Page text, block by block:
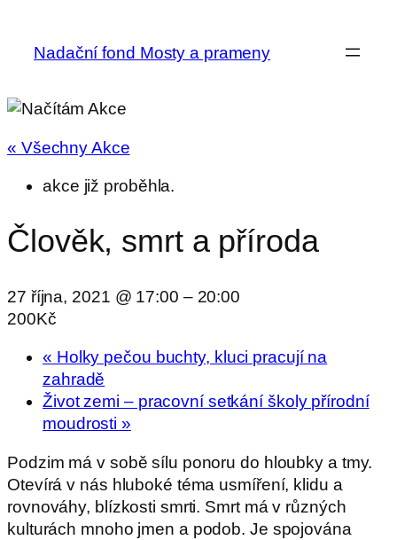
Nadační fond Mosty a prameny
« Všechny Akce
akce již proběhla.
Člověk, smrt a příroda
27 října, 2021 @ 17:00 – 20:00
200Kč
« Holky pečou buchty, kluci pracují na
zahradě
Život zemi – pracovní setkání školy přírodní
moudrosti»
Podzim má v sobě sílu ponoru do hloubky a tmy.
Otevírá v nás hluboké téma usmíření, klidu a
rovnováhy, blízkosti smrti. Smrt má v různých
kulturách mnoho jmen a podob. Je spojována